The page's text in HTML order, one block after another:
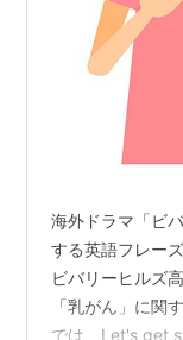
海外ドラマ「ビ
する英語フレー
ビバリーヒルズ
「乳がん」に関
では、Let's get